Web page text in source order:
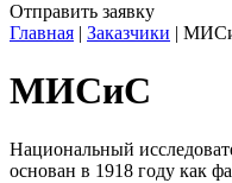
Отправить заявку
Главная | Заказчики |
МИСиС
Национальный
основан в 1918 году как